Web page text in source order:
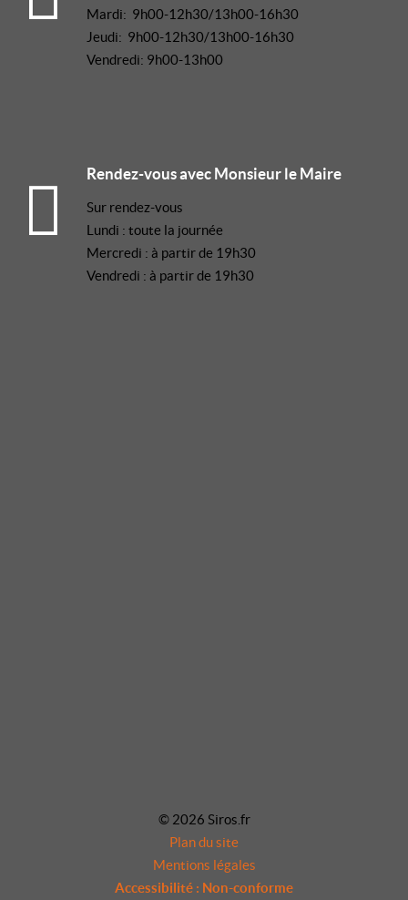
Mardi: 9h00-12h30/13h00-16h30
Jeudi: 9h00-12h30/13h00-16h30
Vendredi: 9h00-13h00
Rendez-vous avec Monsieur le Maire
Sur rendez-vous
Lundi : toute la journée
Mercredi : à partir de 19h30
Vendredi : à partir de 19h30
© 2026 Siros.fr
Plan du site
Mentions légales
Accessibilité : Non-conforme